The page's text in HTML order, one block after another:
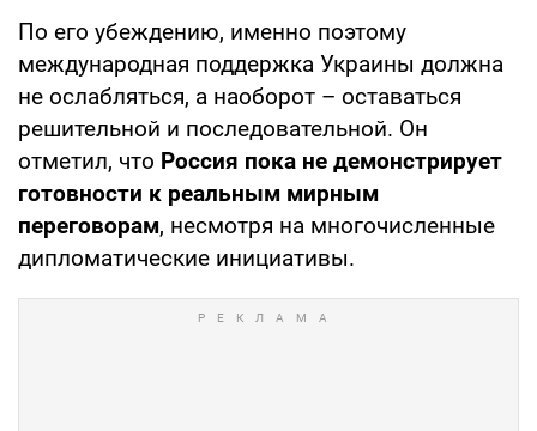
По его убеждению, именно поэтому
международная поддержка Украины должна
не ослабляться, а наоборот – оставаться
решительной и последовательной. Он
отметил, что Россия пока не демонстрирует
готовности к реальным мирным
переговорам, несмотря на многочисленные
дипломатические инициативы.